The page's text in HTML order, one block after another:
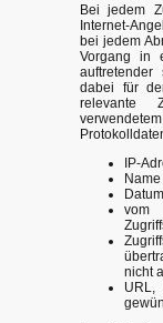
Bei jedem
Internet-
bei jedem
Vorgang in
auftretender
dabei für
relevante
IP-
vom
nicht
URL,